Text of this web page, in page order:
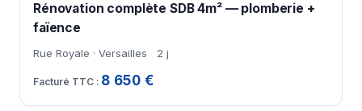
Rénovation complète SDB 4m² — plomberie +
faïence
Rue Royale · Versailles 2 j
8 650 €